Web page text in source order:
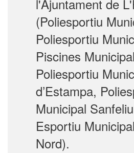
l'Ajuntament de
(Poliesportiu
Poliesportiu
Piscines
Poliesportiu
d’Estampa,
Municipal
Esportiu
Nord).